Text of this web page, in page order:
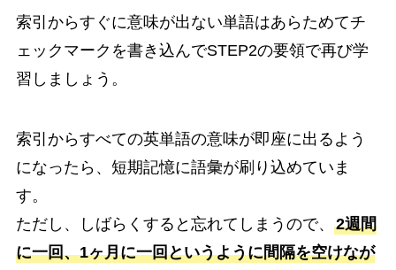
索引からすぐに意味が出ない単語はあらためてチ
ェックマークを書き込んでSTEP2の要領で再び学
習しましょう。
索引からすべての英単語の意味が即座に出るよう
になったら、短期記憶に語彙が刷り込めていま
す。
ただし、しばらくすると忘れてしまうので、 2週間
に一回、1ヶ月に一回というように間隔を空けなが